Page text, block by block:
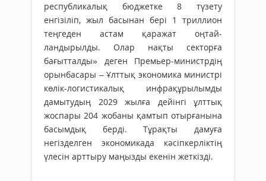
республикалық бюджетке 8 түзе­ту
енгізіліп, жыл басынан бері 1 трил­лион
теңгеден астам қаражат оң­тай­­
ландырылды. Олар нақты сектор­ға
бағытталды» деген Премьер-ми­нистр­дің
орынбасары – Ұлттық экономика министрі
көлік-логистикалық инфра­құрылымды
дамытудың 2029 жылға дейінгі ұлттық
жоспары 204 жобаны қамтып отырғанына
басымдық берді. Тұрақты дамуға
негізделген экономи­када кәсіпкерліктің
үлесін арттыру маңызды екенін жеткізді.